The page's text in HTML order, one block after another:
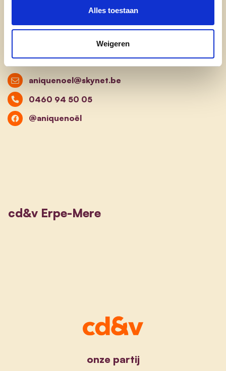
Alles toestaan
Weigeren
dierenwelzijnsbeleid!
Stem op 13 oktober 2024 op kandidaat nr 13!
aniquenoel@skynet.be
0460 94 50 05
@aniquenoël
cd&v Erpe-Mere
onze partij